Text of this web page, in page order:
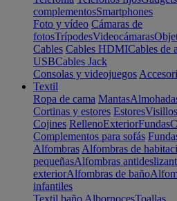
complementosSmartphones
Foto y vídeo Cámaras de
fotosTrípodesVideocámaras
Cables Cables HDMICables de
USBCables Jack
Consolas y videojuegos
Textil
Ropa de cama Mantas
Cortinas y estores EstoresVisillos
Cojines RellenoExteriorFundas
Complementos para sofás
Alfombras Alfombras de
pequeñasAlfombras
exteriorAlfombras de baño
infantiles
Textil baño AlbornocesToallas